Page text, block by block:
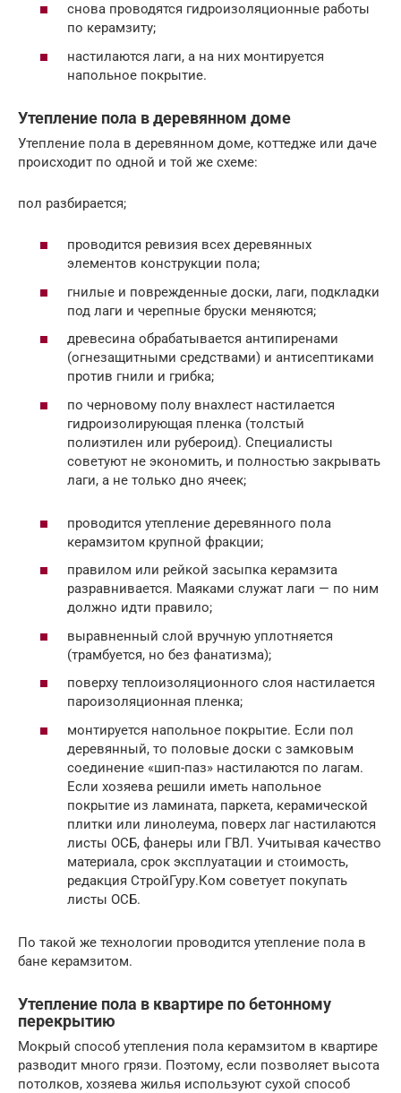
снова проводятся гидроизоляционные работы
по керамзиту;
настилаются лаги, а на них монтируется
напольное покрытие.
Утепление пола в деревянном доме
Утепление пола в деревянном доме, коттедже или даче
происходит по одной и той же схеме:
пол разбирается;
проводится ревизия всех деревянных
элементов конструкции пола;
гнилые и поврежденные доски, лаги, подкладки
под лаги и черепные бруски меняются;
древесина обрабатывается антипиренами
(огнезащитными средствами) и антисептиками
против гнили и грибка;
по черновому полу внахлест настилается
гидроизолирующая пленка (толстый
полиэтилен или рубероид). Специалисты
советуют не экономить, и полностью закрывать
лаги, а не только дно ячеек;
проводится утепление деревянного пола
керамзитом крупной фракции;
правилом или рейкой засыпка керамзита
разравнивается. Маяками служат лаги — по ним
должно идти правило;
выравненный слой вручную уплотняется
(трамбуется, но без фанатизма);
поверху теплоизоляционного слоя настилается
пароизоляционная пленка;
монтируется напольное покрытие. Если пол
деревянный, то половые доски с замковым
соединение «шип-паз» настилаются по лагам.
Если хозяева решили иметь напольное
покрытие из ламината, паркета, керамической
плитки или линолеума, поверх лаг настилаются
листы ОСБ, фанеры или ГВЛ. Учитывая качество
материала, срок эксплуатации и стоимость,
редакция СтройГуру.Ком советует покупать
листы ОСБ.
По такой же технологии проводится утепление пола в
бане керамзитом.
Утепление пола в квартире по бетонному
перекрытию
Мокрый способ утепления пола керамзитом в квартире
разводит много грязи. Поэтому, если позволяет высота
потолков, хозяева жилья используют сухой способ